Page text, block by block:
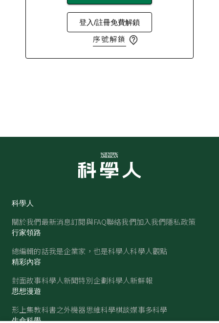
登入/註冊免費解鎖
序號解鎖
科學人
關於我們最新消息訂閱與FAQ聯絡我們加入我們隱私政策
行家領路
總編輯的話我是企業家，也是科學人科學人觀點
精彩內容
封面故事科學人新聞特別企劃科學人新鮮報
思想漫遊
形上集教科書之外機器思維科學棋談媒事多科學
生命科學